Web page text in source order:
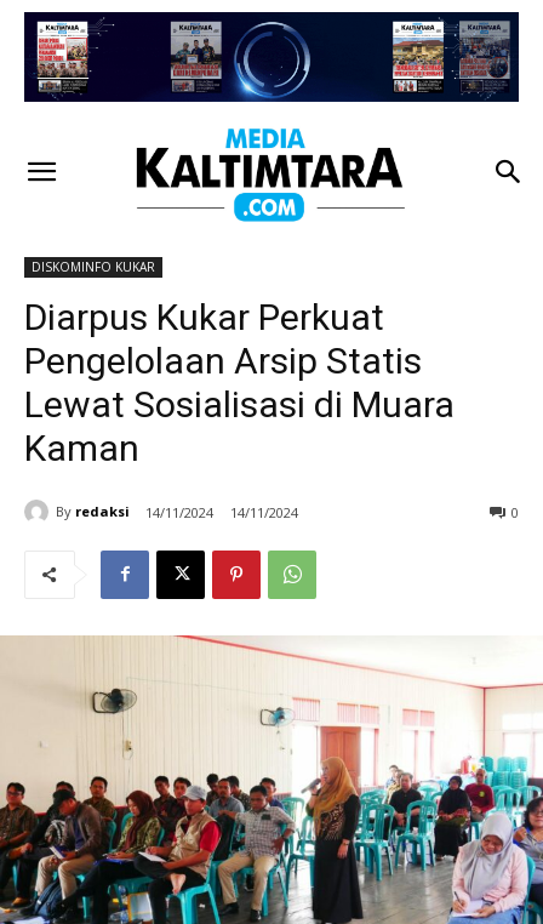
DISKOMINFO KUKAR
Diarpus Kukar Perkuat
Pengelolaan Arsip Statis
Lewat Sosialisasi di Muara
Kaman
By redaksi 14/11/2024 14/11/2024 0